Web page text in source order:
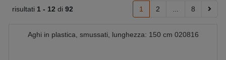
risultati 1 - 12 di 92 1 2 8
Aghi in plastica, smussati, lunghezza: 150 cm 020816